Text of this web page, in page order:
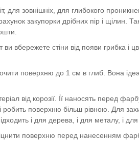
для зовнішніх, для глибокого
закупорки дрібних пір і щілин.
ви вбережете стіни від появи грибка
поверхню до 1 см в глиб. Вона
від корозії. Її наносять перед
поверхню більш рівною. Для
і для дерева, і для металу, і
поверхню перед нанесенням